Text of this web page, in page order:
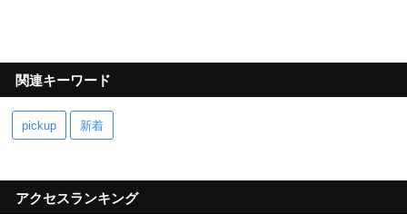
関連キーワード
pickup 新着
アクセスランキング